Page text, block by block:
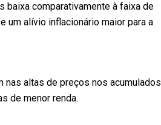
baixa comparativamente à faixa de
um alívio inflacionário maior para a
nas altas de preços nos acumulados
de menor renda.